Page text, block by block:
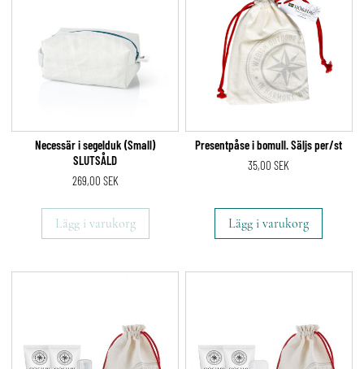
Necessär i segelduk (Small)
SLUTSÅLD
269,00 SEK
Lägg i varukorg
Presentpåse i bomull. Säljs per/st
35,00SEK
Lägg i varukorg